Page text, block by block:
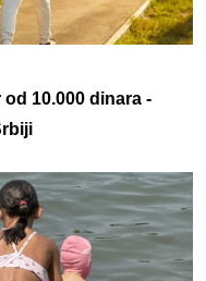
10.000 dinara -